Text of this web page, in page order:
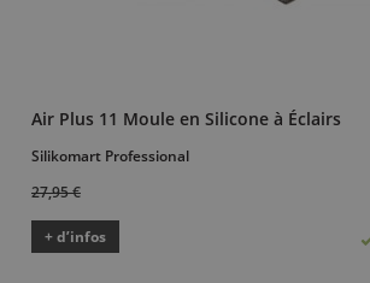
Air Plus 11 Moule en Silicone à Éclairs
Silikomart Professional
27,95 €
+ d’infos